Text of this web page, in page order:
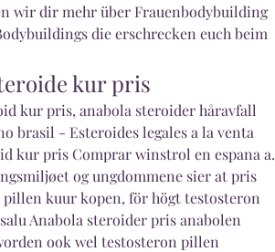
wir dir mehr über Frauenbodybuilding
die erschrecken euch beim
kur pris
brasil - Esteroides legales a la venta
kur pris Comprar winstrol en espana a.
og ungdommene sier at pris
kuur kopen, för högt testosteron
Anabola steroider pris anabolen
ook wel testosteron pillen